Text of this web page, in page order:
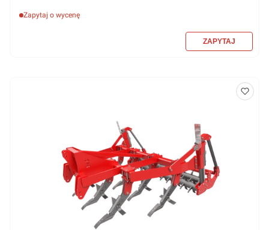
Zapytaj o wycenę